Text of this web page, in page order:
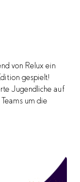
von Relux ein
gespielt!
Jugendliche auf
um die